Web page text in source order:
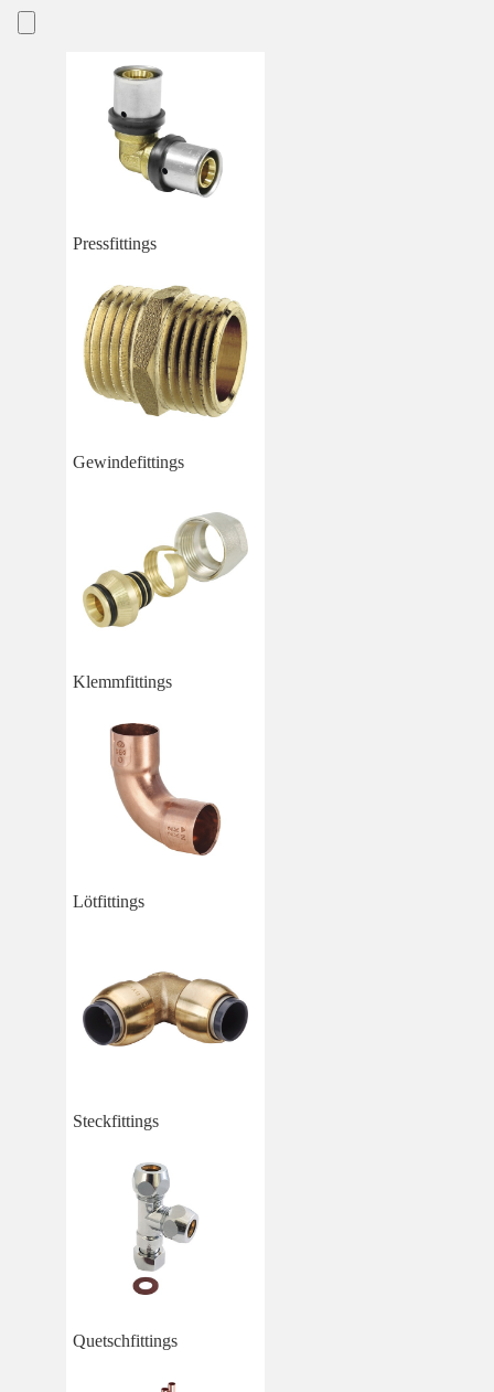
Pressfittings
Gewindefittings
Klemmfittings
Lötfittings
Steckfittings
Quetschfittings